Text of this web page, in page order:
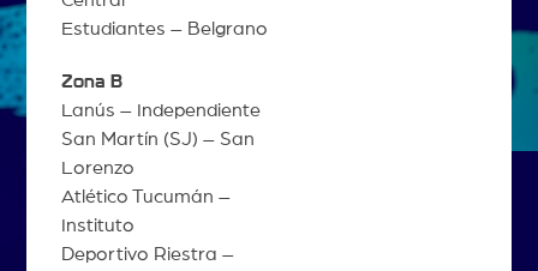
Estudiantes – Belgrano
Zona B
Lanús – Independiente
San Martín (SJ) – San
Lorenzo
Atlético Tucumán –
Instituto
Deportivo Riestra –